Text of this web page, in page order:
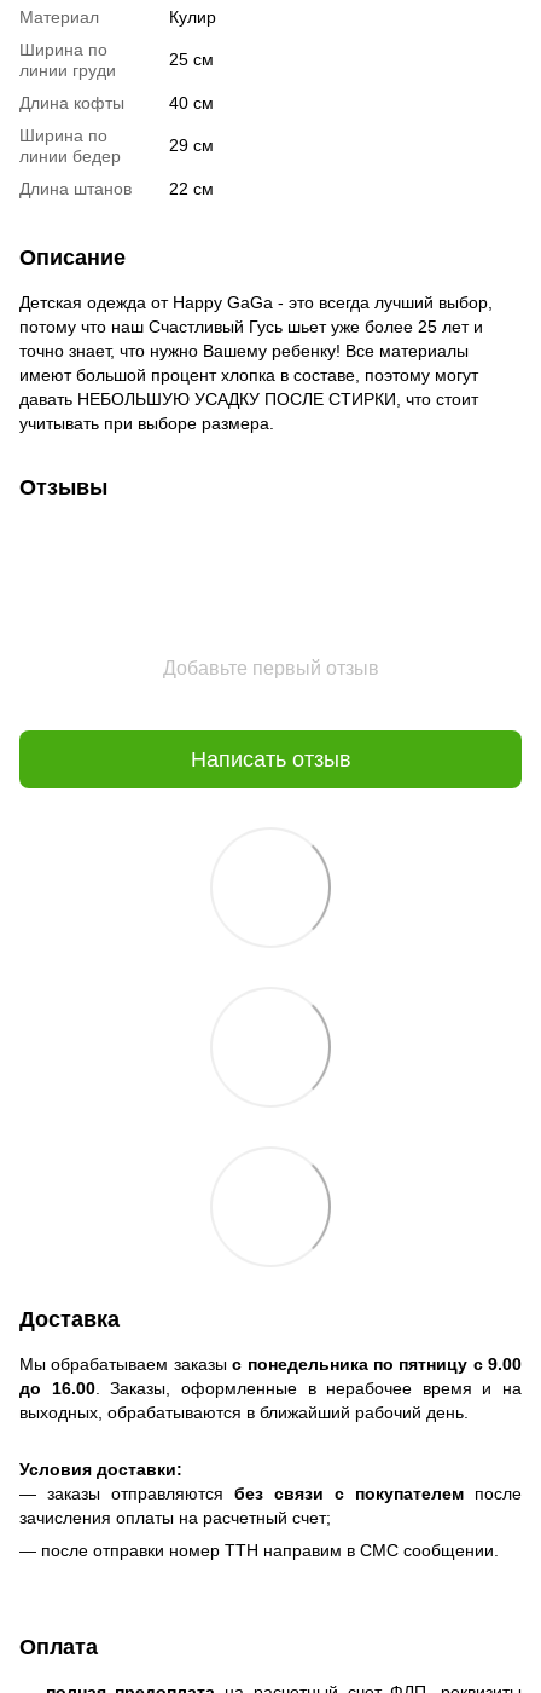
Материал
Кулир
Ширина по
линии груди
25 см
Длина кофты
40 см
Ширина по
линии бедер
29 см
Длина штанов 22 см
Описание
Детская одежда от Happy GaGa - это всегда лучший выбор,
потому что наш Счастливый Гусь шьет уже более 25 лет и
точно знает, что нужно Вашему ребенку! Все материалы
имеют большой процент хлопка в составе, поэтому могут
давать НЕБОЛЬШУЮ УСАДКУ ПОСЛЕ СТИРКИ, что стоит
учитывать при выборе размера.
Отзывы
Добавьте первый отзыв
Написать отзыв
Доставка
Мы обрабатываем заказыс понедельника по пятницу с 9.00
до 16.00. Заказы, оформленные в нерабочее время и на
выходных, обрабатываются в ближайший рабочий день.
Условия доставки:
— заказы отправляются без связи с покупателем после
зачисления оплаты на расчетный счет;
— после отправки номер ТТН направим в СМС сообщении.
Оплата